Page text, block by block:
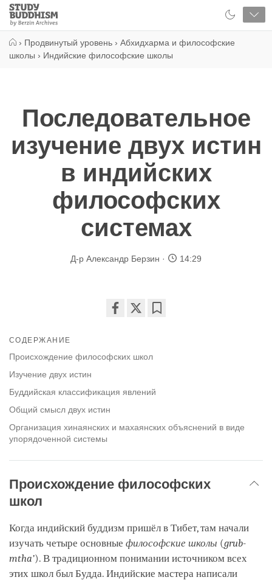
Close
Study
Buddhism
› Продвинутый уровень › Абхидхарма и философские
школы › Индийские философские школы
Последовательное
изучение двух истин
в индийских
философских
системах
Д-р Александр Берзин 14:29
facebook
СОДЕРЖАНИЕ
Происхождение философских школ
Изучение двух истин
Буддийская классификация явлений
Общий смысл двух истин
Организация хинаянских и махаянских объяснений в виде
упорядоченной системы
Происхождение философских
школ
Когда индийский буддизм пришёл в Тибет, там начали
изучать четыре основные философские школы (grub-
mtha’). В традиционном понимании источником всех
этих школ был Будда. Индийские мастера написали